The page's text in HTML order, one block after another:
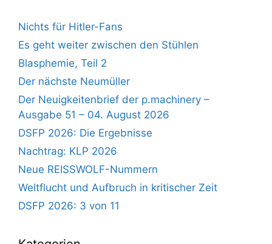
Nichts für Hitler-Fans
Es geht weiter zwischen den Stühlen
Blasphemie, Teil 2
Der nächste Neumüller
Der Neuigkeitenbrief der p.machinery –
Ausgabe 51 – 04. August 2026
DSFP 2026: Die Ergebnisse
Nachtrag: KLP 2026
Neue REISSWOLF-Nummern
Weltflucht und Aufbruch in kritischer Zeit
DSFP 2026: 3 von 11